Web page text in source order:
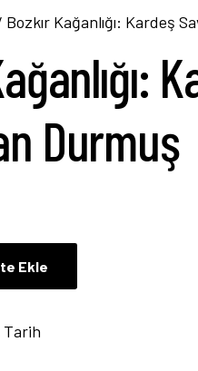
Bozkır Kağanlığı: Kardeş
Durmuş
Ekle
Tarih